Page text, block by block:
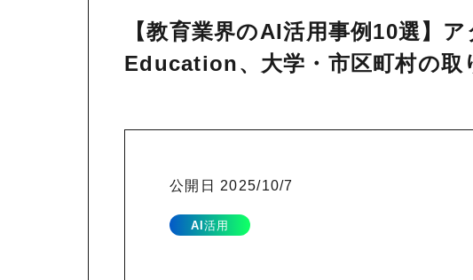
【教育業界のAI活用事例10選】
Education、大学・市区町村の取
公開日 2025/10/7
AI活用